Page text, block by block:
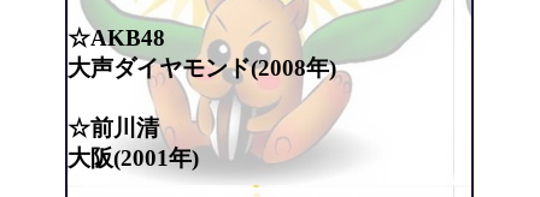
☆AKB48
大声ダイヤモンド(2008年)
☆前川清
大阪(2001年)